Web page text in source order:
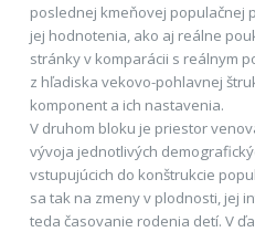
poslednej kmeňovej populačnej
jej hodnotenia, ako aj reálne
stránky v komparácii s reálnym
z hľadiska vekovo-pohlavnej
komponent a ich nastavenia.
V druhom bloku je priestor
vývoja jednotlivých
vstupujúcich do konštrukcie
sa tak na zmeny v plodnosti, jej
teda časovanie rodenia detí. V